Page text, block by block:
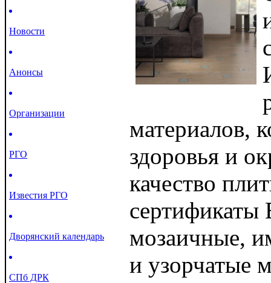
Новости
Анонсы
Организации
РГО
Известия РГО
Дворянский календарь
СПб ДРК
материалов,
здоровья и
качество
сертификаты
мозаичные,
и узорчатые